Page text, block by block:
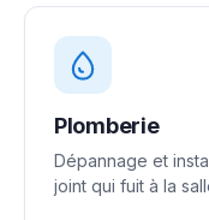
Plomberie
Dépannage et
joint qui fuit à la